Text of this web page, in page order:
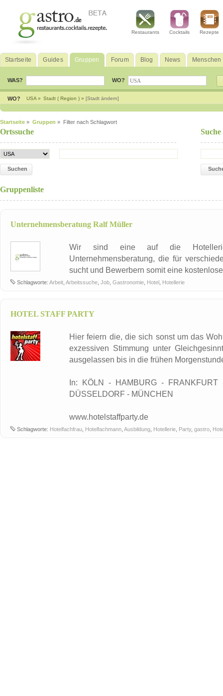
Restaurants Cocktails Rezepte
Startseite Guides Gruppen Forum Blog News Menschen
WAS? WO?
WO? USA » Stadt ( Region ) » [Stadt ändern]
Startseite » Gruppen » Filter nach Schlagwort
Ortssuche
Suchen
Gruppenliste
Unternehmensberatung Ralf Müller
Wir sind eine auf die Hotellerie
Unternehmensberatung, die für
sucht und Bewerbern somit eine
Schlagworte: Arbeit Arbeitssuche Job Gastronomie Hotel Hotellerie
HOTEL STAFF PARTY
Hier feiern die, die sich sonst um das
exzessiven Stimmung unter
ausgelassen bis in die frühen
In: KÖLN - HAMBURG -
DÜSSELDORF - MÜNCHEN
www.hotelstaffparty.de
Schlagworte: Hotelfachfrau Hotelfachmann Ausbildung Hotellerie Party, gastro